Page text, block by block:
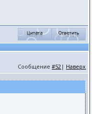
Сообщение#52 | Наверх